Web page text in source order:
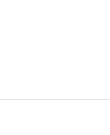
mici diferente